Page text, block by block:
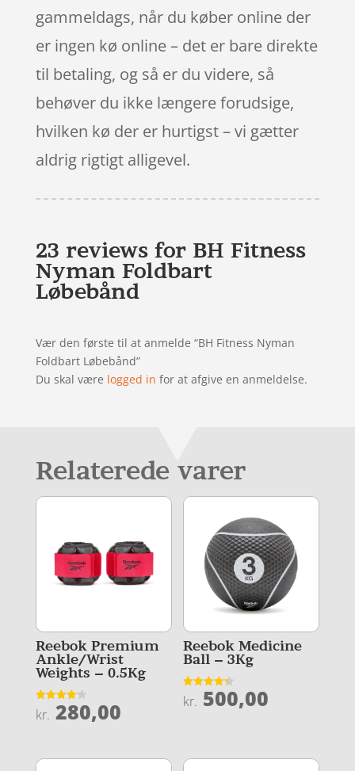
gammeldags, når du køber online der
er ingen kø online – det er bare direkte
til betaling, og så er du videre, så
behøver du ikke længere forudsige,
hvilken kø der er hurtigst – vi gætter
aldrig rigtigt alligevel.
23 reviews for BH Fitness
Nyman Foldbart
Løbebånd
Vær den første til at anmelde “BH Fitness Nyman
Foldbart Løbebånd”
Du skal være logged in for at afgive en anmeldelse.
Relaterede varer
Reebok Premium
Ankle/Wrist
Weights – 0.5Kg
Vurderet
4.2
kr. 280,00
Reebok Medicine
Ball – 3Kg
Vurderet
4.3
kr. 500,00